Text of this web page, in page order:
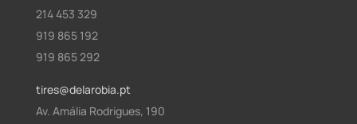
214 453 329
919 865 192
919 865 292
tires@delarobia.pt
Av. Amália Rodrigues, 190